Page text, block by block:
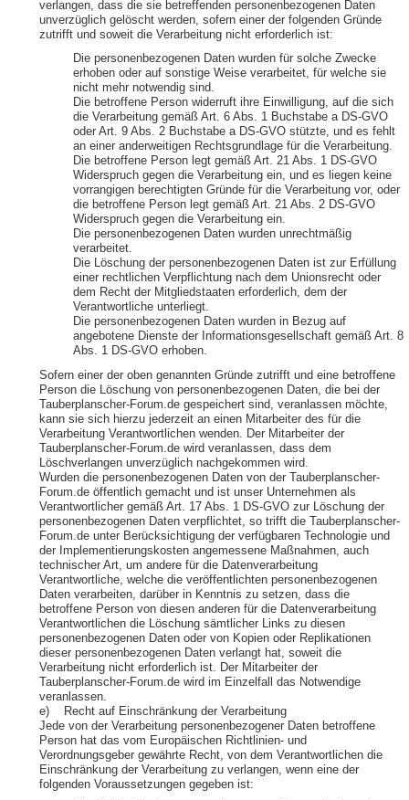
verlangen, dass die sie betreffenden personenbezogenen Daten
unverzüglich gelöscht werden, sofern einer der folgenden Gründe
zutrifft und soweit die Verarbeitung nicht erforderlich ist:
Die personenbezogenen Daten wurden für solche Zwecke
erhoben oder auf sonstige Weise verarbeitet, für welche sie
nicht mehr notwendig sind.
Die betroffene Person widerruft ihre Einwilligung, auf die sich
die Verarbeitung gemäß Art. 6 Abs. 1 Buchstabe a DS-GVO
oder Art. 9 Abs. 2 Buchstabe a DS-GVO stützte, und es fehlt
an einer anderweitigen Rechtsgrundlage für die Verarbeitung.
Die betroffene Person legt gemäß Art. 21 Abs. 1 DS-GVO
Widerspruch gegen die Verarbeitung ein, und es liegen keine
vorrangigen berechtigten Gründe für die Verarbeitung vor, oder
die betroffene Person legt gemäß Art. 21 Abs. 2 DS-GVO
Widerspruch gegen die Verarbeitung ein.
Die personenbezogenen Daten wurden unrechtmäßig
verarbeitet.
Die Löschung der personenbezogenen Daten ist zur Erfüllung
einer rechtlichen Verpflichtung nach dem Unionsrecht oder
dem Recht der Mitgliedstaaten erforderlich, dem der
Verantwortliche unterliegt.
Die personenbezogenen Daten wurden in Bezug auf
angebotene Dienste der Informationsgesellschaft gemäß Art. 8
Abs. 1 DS-GVO erhoben.
Sofern einer der oben genannten Gründe zutrifft und eine betroffene
Person die Löschung von personenbezogenen Daten, die bei der
Tauberplanscher-Forum.de gespeichert sind, veranlassen möchte,
kann sie sich hierzu jederzeit an einen Mitarbeiter des für die
Verarbeitung Verantwortlichen wenden. Der Mitarbeiter der
Tauberplanscher-Forum.de wird veranlassen, dass dem
Löschverlangen unverzüglich nachgekommen wird.
Wurden die personenbezogenen Daten von der Tauberplanscher-
Forum.de öffentlich gemacht und ist unser Unternehmen als
Verantwortlicher gemäß Art. 17 Abs. 1 DS-GVO zur Löschung der
personenbezogenen Daten verpflichtet, so trifft die Tauberplanscher-
Forum.de unter Berücksichtigung der verfügbaren Technologie und
der Implementierungskosten angemessene Maßnahmen, auch
technischer Art, um andere für die Datenverarbeitung
Verantwortliche, welche die veröffentlichten personenbezogenen
Daten verarbeiten, darüber in Kenntnis zu setzen, dass die
betroffene Person von diesen anderen für die Datenverarbeitung
Verantwortlichen die Löschung sämtlicher Links zu diesen
personenbezogenen Daten oder von Kopien oder Replikationen
dieser personenbezogenen Daten verlangt hat, soweit die
Verarbeitung nicht erforderlich ist. Der Mitarbeiter der
Tauberplanscher-Forum.de wird im Einzelfall das Notwendige
veranlassen.
e) Recht auf Einschränkung der Verarbeitung
Jede von der Verarbeitung personenbezogener Daten betroffene
Person hat das vom Europäischen Richtlinien- und
Verordnungsgeber gewährte Recht, von dem Verantwortlichen die
Einschränkung der Verarbeitung zu verlangen, wenn eine der
folgenden Voraussetzungen gegeben ist: